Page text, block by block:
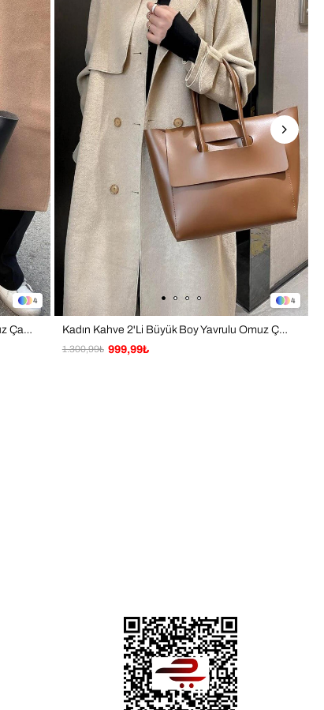
şık kombinlerle uyumlu zamansız stil
kullanım
günlerinde kullanım
ekran ayarlarına bağlı olarak ürün renginde ±1 ton
üretim BAHELS markasına aittir.
4
Kadın Siyah 2'Li Büyük Boy Yavrulu Omuz Çanta
4
Kadın Kahve 2'Li Büyük Boy Yavrulu Omuz Çanta
999,99₺
1.300,99₺